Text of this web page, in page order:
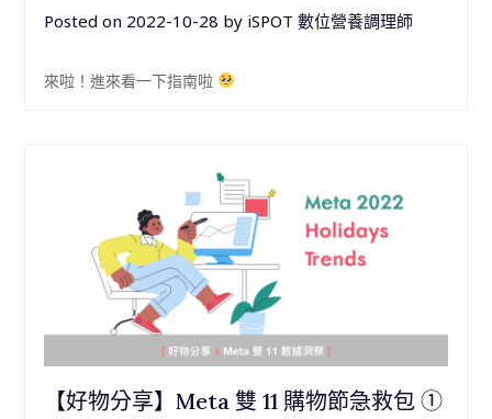
Posted on 2022-10-28 by iSPOT 數位營養調理師
來啦！進來看一下指南啦
【好物分享】Meta 雙 11 購物節急救包 ①